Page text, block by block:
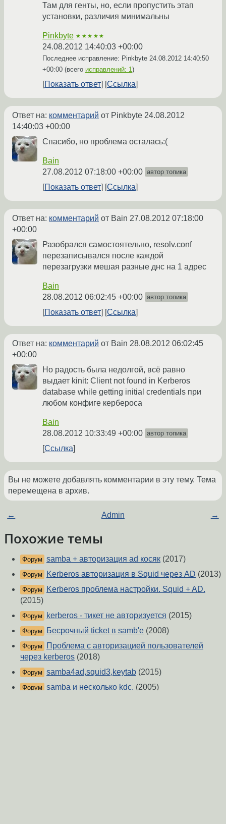
Там для генты, но, если пропустить этап
установки, различия минимальны
Pinkbyte ★★★★★
24.08.2012 14:40:03 +00:00
Последнее исправление: Pinkbyte 24.08.2012 14:40:50
+00:00 (всего исправлений: 1)
Показать ответ Ссылка
Ответ на: комментарий от Pinkbyte 24.08.2012
14:40:03 +00:00
Спасибо, но проблема осталась:(
Bain
27.08.2012 07:18:00 +00:00 автор топика
Показать ответ Ссылка
Ответ на: комментарий от Bain 27.08.2012 07:18:00
+00:00
Разобрался самостоятельно, resolv.conf
перезаписывался после каждой
перезагрузки мешая разные днс на 1 адрес
Bain
28.08.2012 06:02:45 +00:00 автор топика
Показать ответ Ссылка
Ответ на: комментарий от Bain 28.08.2012 06:02:45
+00:00
Но радость была недолгой, всё равно
выдает kinit: Client not found in Kerberos
database while getting initial credentials при
любом конфиге кербероса
Bain
28.08.2012 10:33:49 +00:00 автор топика
Ссылка
Вы не можете добавлять комментарии в эту тему. Тема
перемещена в архив.
← Admin →
Похожие темы
Форум samba + авторизация ad косяк (2017)
Форум Kerberos авторизация в Squid через AD (2013)
Форум
Kerberos проблема настройки. Squid + AD.
(2015)
Форум kerberos - тикет не авторизуется (2015)
Форум Бесрочный ticket в samb'е (2008)
Форум
Проблема с авторизацией пользователей
через kerberos (2018)
Форум samba4ad,squid3,keytab (2015)
Форум samba и несколько kdc. (2005)